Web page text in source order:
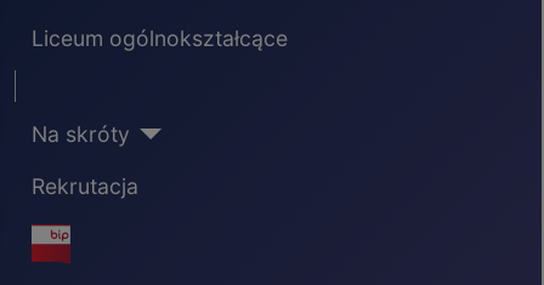
Liceum ogólnokształcące
Na skróty
Rekrutacja
BIP - ikona